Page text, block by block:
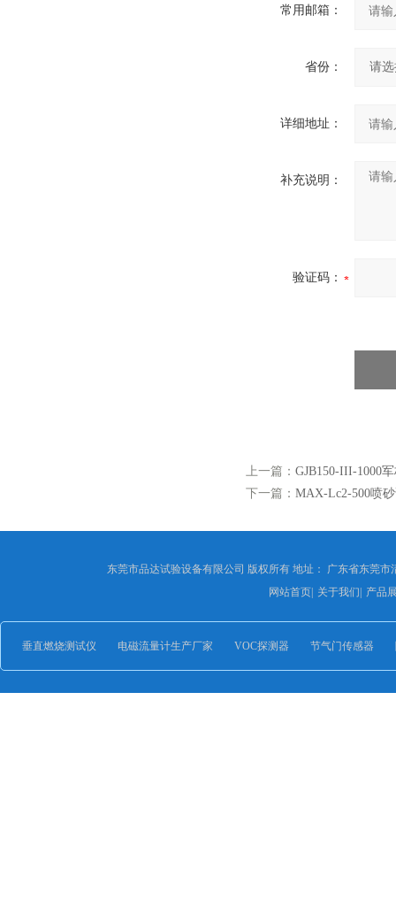
常用邮箱：
省份：
详细地址：
补充说明：
验证码：
上一篇： GJB150-III-1000
下一篇： MAX-Lc2-500喷
东莞市品达试验设备有限公司 版权所有 地址： 广东省东莞
网站首页| 关于我们 产品
垂直燃烧测试仪 电磁流量计生产厂家 VOC探测器 节气门传感器